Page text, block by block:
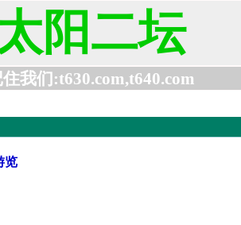
阳二坛
我们:t630.com,t640.com
览